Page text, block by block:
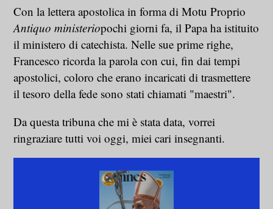
Con la lettera apostolica in forma di Motu Proprio
Antiquo ministeriopochi giorni fa, il Papa ha istituito
il ministero di catechista. Nelle sue prime righe,
Francesco ricorda la parola con cui, fin dai tempi
apostolici, coloro che erano incaricati di trasmettere
il tesoro della fede sono stati chiamati "maestri".
Da questa tribuna che mi è stata data, vorrei
ringraziare tutti voi oggi, miei cari insegnanti.